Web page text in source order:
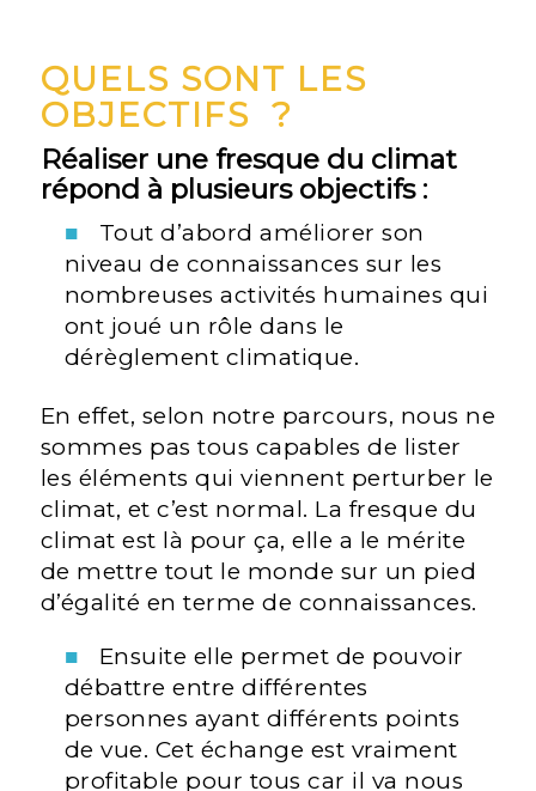
QUELS SONT LES
OBJECTIFS ?
Réaliser une fresque du climat
répond à plusieurs objectifs :
Tout d’abord améliorer son
niveau de connaissances sur les
nombreuses activités humaines qui
ont joué un rôle dans le
dérèglement climatique.
En effet, selon notre parcours, nous ne
sommes pas tous capables de lister
les éléments qui viennent perturber le
climat, et c’est normal. La fresque du
climat est là pour ça, elle a le mérite
de mettre tout le monde sur un pied
d’égalité en terme de connaissances.
Ensuite elle permet de pouvoir
débattre entre différentes
personnes ayant différents points
de vue. Cet échange est vraiment
profitable pour tous car il va nous